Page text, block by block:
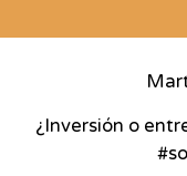
¿Inversión o